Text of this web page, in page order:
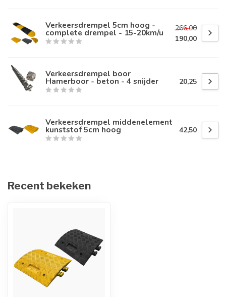
Verkeersdrempel 5cm hoog -
complete drempel - 15-20km/u
266,00
190,00
Verkeersdrempel boor
Hamerboor - beton - 4 snijder 20,25
Verkeersdrempel middenelement
kunststof 5cm hoog 42,50
Recent bekeken